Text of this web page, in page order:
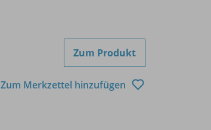
Zum Produkt
Zum Merkzettel hinzufügen